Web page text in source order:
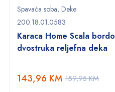
Spavaća soba, Deke
200.18.01.0583
Karaca Home Scala bordo
dvostruka reljefna deka
159,95KM
143,96 KM